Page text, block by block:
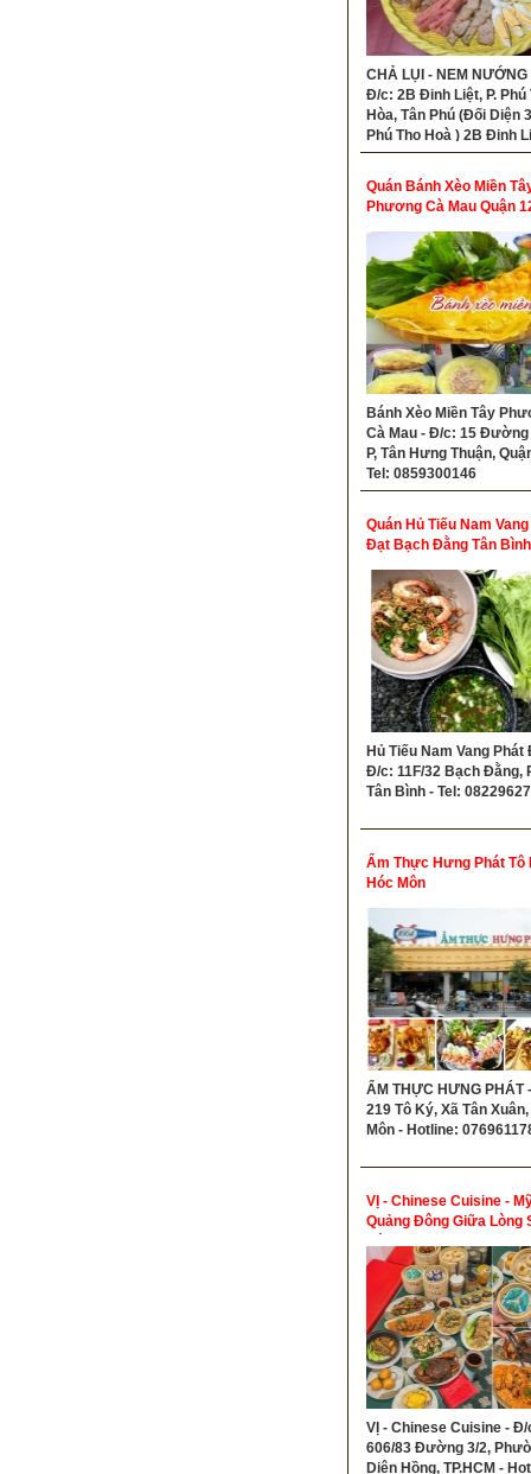
CHẢ LỤI - NEM NƯỚNG
Đ/c: 2B Đinh Liệt, P. Phú
Hòa, Tân Phú (Đối Diện
Phú Thọ Hoà ) 2B Đinh
Phú Thọ Hòa, Tân Phú (
TP.HCM)- Tel:
Quán Bánh Xèo Miền
Phương Cà Mau Quận
Bánh Xèo Miền Tây
Cà Mau - Đ/c: 15 Đường
P, Tân Hưng Thuận,
Tel: 0859300146
Quán Hủ Tiếu Nam
Đạt Bạch Đằng Tân Bình
Hủ Tiếu Nam Vang Phát
Đ/c: 11F/32 Bạch Đằng,
Tân Bình - Tel:
Ẩm Thực Hưng Phát Tô
Hóc Môn
ẨM THỰC HƯNG PHÁT
219 Tô Ký, Xã Tân
Môn - Hotline:
VỊ - Chinese Cuisine -
Quảng Đông Giữa Lòng
Gòn
VỊ - Chinese Cuisine - Đ/
606/83 Đường 3/2,
Diên Hồng, TP.HCM -